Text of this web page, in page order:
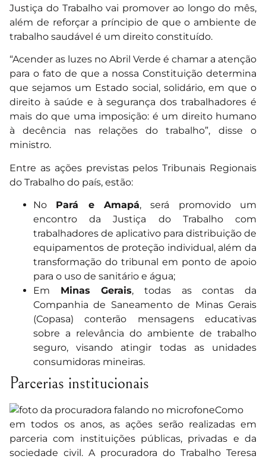
Justiça do Trabalho vai promover ao longo do mês,
além de reforçar a príncipio de que o ambiente de
trabalho saudável é um direito constituído.
“Acender as luzes no Abril Verde é chamar a atenção
para o fato de que a nossa Constituição determina
que sejamos um Estado social, solidário, em que o
direito à saúde e à segurança dos trabalhadores é
mais do que uma imposição: é um direito humano
à decência nas relações do trabalho”, disse o
ministro.
Entre as ações previstas pelos Tribunais Regionais
do Trabalho do país, estão:
No Pará e Amapá, será promovido um
encontro da Justiça do Trabalho com
trabalhadores de aplicativo para distribuição de
equipamentos de proteção individual, além da
transformação do tribunal em ponto de apoio
para o uso de sanitário e água;
Em Minas Gerais, todas as contas da
Companhia de Saneamento de Minas Gerais
(Copasa) conterão mensagens educativas
sobre a relevância do ambiente de trabalho
seguro, visando atingir todas as unidades
consumidoras mineiras.
Parcerias institucionais
Como
em todos os anos, as ações serão realizadas em
parceria com instituições públicas, privadas e da
sociedade civil. A procuradora do Trabalho Teresa